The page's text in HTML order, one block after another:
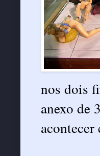
nos dois
anexo de